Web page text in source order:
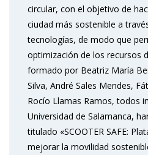
circular, con el objetivo de
ciudad más sostenible a
tecnologías, de modo que
optimización de los recursos
formado por Beatriz María
Silva, André Sales Mendes,
Rocío Llamas Ramos, todos
Universidad de Salamanca,
titulado «SCOOTER SAFE:
mejorar la movilidad